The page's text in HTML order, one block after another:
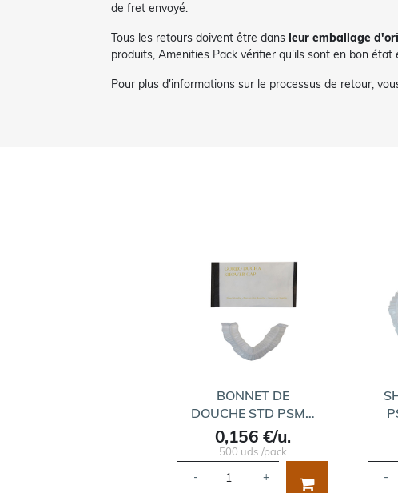
de fret envoyé.
Tous les retours doivent être dans leur emballage
produits, Amenities Pack vérifier qu'ils sont en bon
Pour plus d'informations sur le processus de retour,
BONNET DE
DOUCHE STD PSM…
0,156 €/u.
500 uds./pack
- + -